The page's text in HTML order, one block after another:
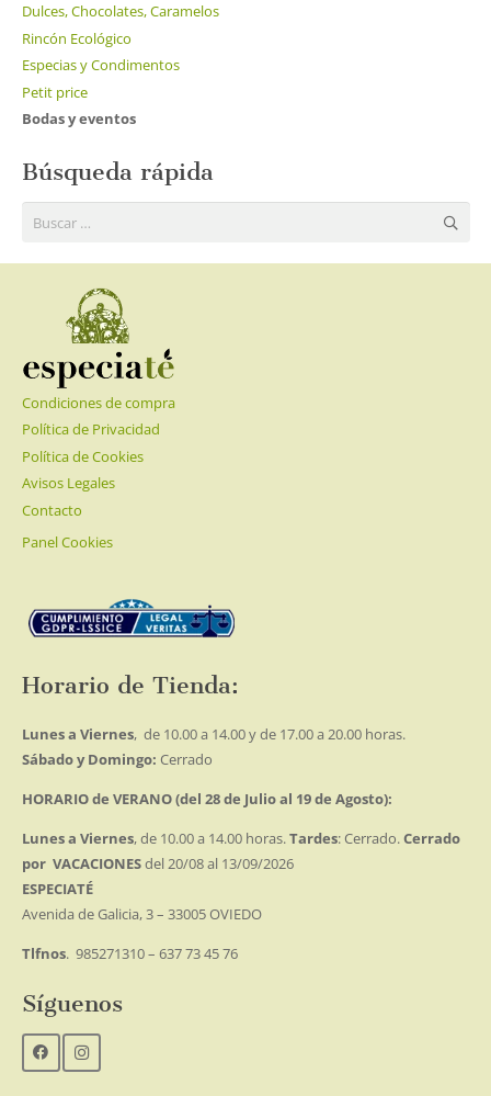
Dulces, Chocolates, Caramelos
Rincón Ecológico
Especias y Condimentos
Petit price
Bodas y eventos
Búsqueda rápida
Condiciones de compra
Política de Privacidad
Política de Cookies
Avisos Legales
Contacto
Panel Cookies
Horario de Tienda:
Lunes a Viernes, de 10.00 a 14.00 y de 17.00 a 20.00 horas.
Sábado y Domingo: Cerrado
HORARIO de VERANO (del 28 de Julio al 19 de Agosto):
Lunes a Viernes, de 10.00 a 14.00 horas.Tardes: Cerrado.Cerrado
por VACACIONESdel 20/08 al 13/09/2026
ESPECIATÉ
Avenida de Galicia, 3 – 33005 OVIEDO
Tlfnos. 985271310 – 637 73 45 76
Síguenos